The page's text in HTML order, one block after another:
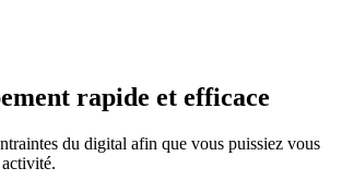
rapide et efficace
du digital afin que vous puissiez vous